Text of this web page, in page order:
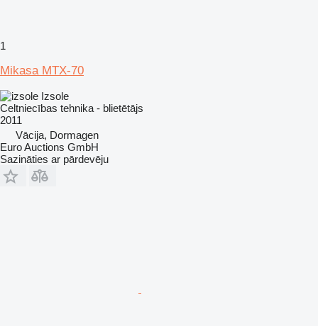
1
Mikasa MTX-70
Izsole
Celtniecības tehnika - blietētājs
2011
Vācija, Dormagen
Euro Auctions GmbH
Sazināties ar pārdevēju